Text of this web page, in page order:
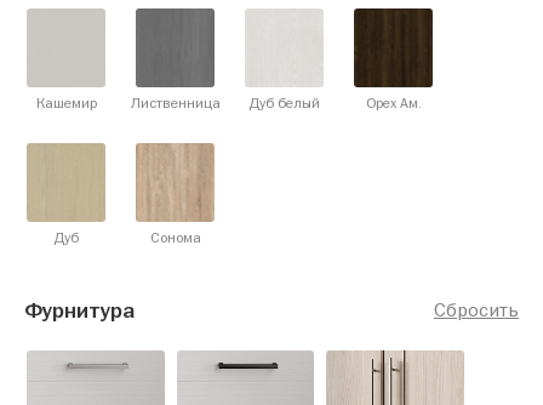
Кашемир Лиственница Дуб белый Орех Ам.
Дуб Сонома
Сбросить
Фурнитура